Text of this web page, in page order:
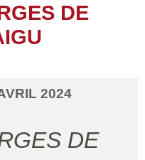
DE
2024